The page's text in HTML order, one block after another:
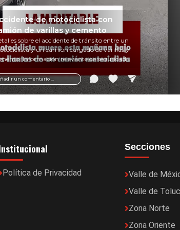
un comentario ...
de motociclista con
de varillas y cemento
sobre el accidente de tránsito entre un
y un camión cargado de varillas y
Información relevante de seguridad
y recomendaciones para motociclistas.
Política de Privacidad
Secciones
Valle de
Valle de
Zona Norte
Zona Oriente